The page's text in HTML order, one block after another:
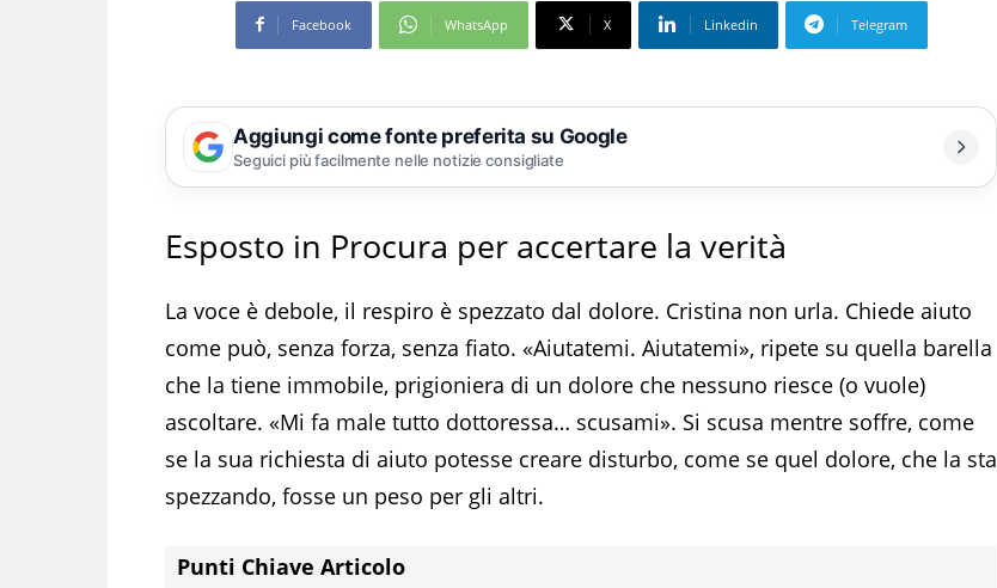
Facebook WhatsApp X Linkedin Telegram
Aggiungi come fonte preferita su Google
Seguici più facilmente nelle notizie consigliate
Esposto in Procura per accertare la verità
La voce è debole, il respiro è spezzato dal dolore. Cristina non urla. Chiede aiuto
come può, senza forza, senza fiato. «Aiutatemi. Aiutatemi», ripete su quella barella
che la tiene immobile, prigioniera di un dolore che nessuno riesce (o vuole)
ascoltare. «Mi fa male tutto dottoressa… scusami». Si scusa mentre soffre, come
se la sua richiesta di aiuto potesse creare disturbo, come se quel dolore, che la sta
spezzando, fosse un peso per gli altri.
Punti Chiave Articolo